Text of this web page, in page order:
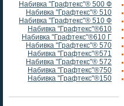
Набивка "Графтекс"® 500 Ф
Набивка "Графтекс"® 510
Набивка "Графтекс"® 510 Ф
Набивка "Графтекс"®610
Набивка "Графтекс"®610 Г
Набивка "Графтекс"® 570
Набивка "Графтекс"®571
Набивка "Графтекс"® 572
Набивка "Графтекс"®750
Набивка "Графтекс"®150